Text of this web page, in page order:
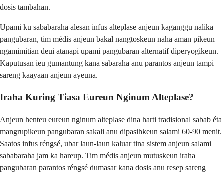
dosis tambahan.
Upami ku sababaraha alesan infus alteplase anjeun kaganggu nalika
pangubaran, tim médis anjeun bakal nangtoskeun naha aman pikeun
ngamimitian deui atanapi upami pangubaran alternatif diperyogikeun.
Kaputusan ieu gumantung kana sabaraha anu parantos anjeun tampi
sareng kaayaan anjeun ayeuna.
Iraha Kuring Tiasa Eureun Nginum Alteplase?
Anjeun henteu eureun nginum alteplase dina harti tradisional sabab éta
mangrupikeun pangubaran sakali anu dipasihkeun salami 60-90 menit.
Saatos infus réngsé, ubar laun-laun kaluar tina sistem anjeun salami
sababaraha jam ka hareup. Tim médis anjeun mutuskeun iraha
pangubaran parantos réngsé dumasar kana dosis anu resep sareng